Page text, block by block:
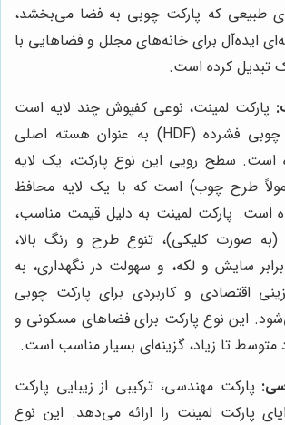
طبیعی که پارکت چوبی به فضا می‌بخشد،
ایده‌آل برای خانه‌های مجلل و فضاهایی با
تبدیل کرده است.
پارکت لمینت، نوعی کفپوش چند لایه است
که از الیاف چوبی فشرده (HDF) به عنوان هسته اصلی
سطح رویی این نوع پارکت، یک لایه
طرح چوب) است که با یک لایه محافظ
است. پارکت لمینت به دلیل قیمت مناسب،
صورت کلیکی)، تنوع طرح و رنگ بالا،
سایش و لکه، و سهولت در نگهداری، به
اقتصادی و کاربردی برای پارکت چوبی
این نوع پارکت برای فضاهای مسکونی و
متوسط تا زیاد، گزینه‌ای بسیار مناسب است.
پارکت مهندسی، ترکیبی از زیبایی پارکت
پارکت لمینت را ارائه می‌دهد. این نوع